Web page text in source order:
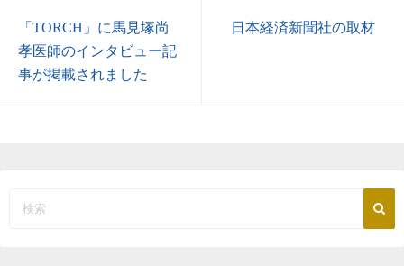
「TORCH」に馬見塚尚
孝医師のインタビュー記
事が掲載されました
日本経済新聞社の取材